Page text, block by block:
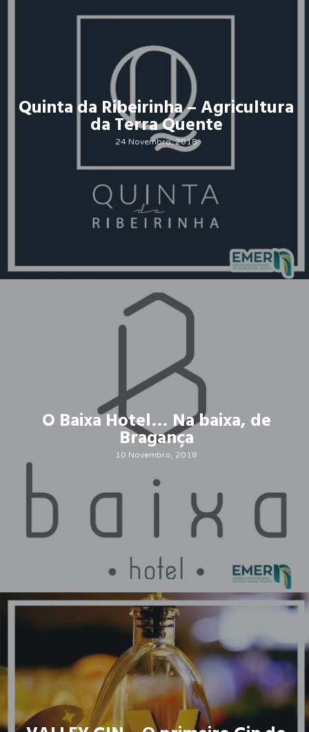
Quinta da Ribeirinha – Agricultura
da Terra Quente
24 Novembro, 2018
O Baixa Hotel… Na baixa, de
Bragança
10 Novembro, 2018